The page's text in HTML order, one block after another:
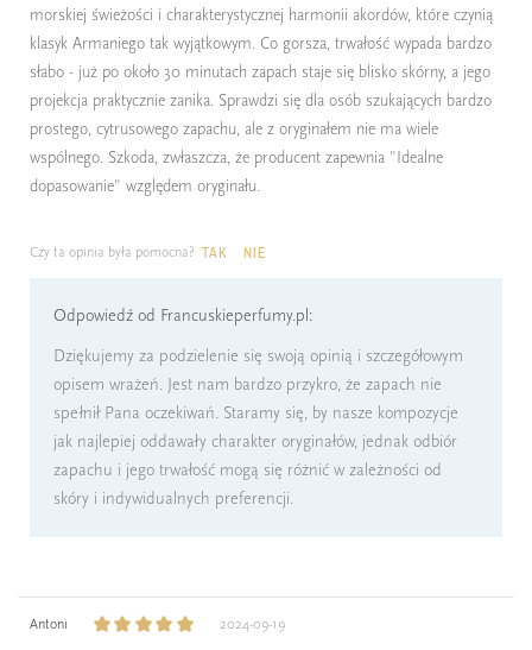
morskiej świeżości i charakterystycznej harmonii akordów, które czynią
klasyk Armaniego tak wyjątkowym. Co gorsza, trwałość wypada bardzo
słabo - już po około 30 minutach zapach staje się blisko skórny, a jego
projekcja praktycznie zanika. Sprawdzi się dla osób szukających bardzo
prostego, cytrusowego zapachu, ale z oryginałem nie ma wiele
wspólnego. Szkoda, zwłaszcza, że producent zapewnia "Idealne
dopasowanie" względem oryginału.
Czy ta opinia była pomocna? TAK NIE
Odpowiedź od Francuskieperfumy.pl:
Dziękujemy za podzielenie się swoją opinią i szczegółowym
opisem wrażeń. Jest nam bardzo przykro, że zapach nie
spełnił Pana oczekiwań. Staramy się, by nasze kompozycje
jak najlepiej oddawały charakter oryginałów, jednak odbiór
zapachu i jego trwałość mogą się różnić w zależności od
skóry i indywidualnych preferencji.
Antoni 2024-09-19